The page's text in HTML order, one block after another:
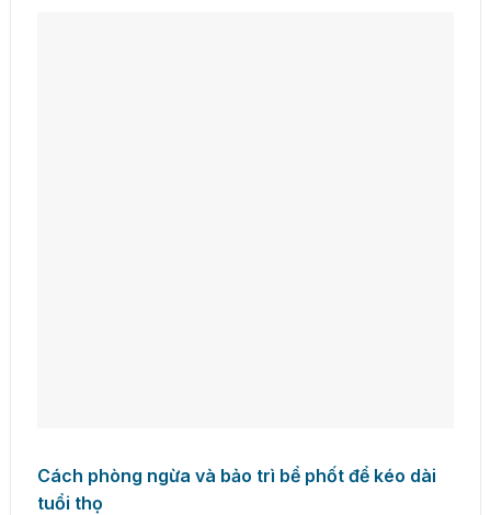
Cách phòng ngừa và bảo trì bể phốt để kéo dài
tuổi thọ